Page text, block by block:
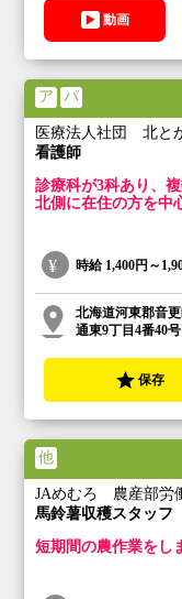
動画
ア パ
医療法人社団 北と
看護師
診療科が3科あり、
北側に在住の方を中
時給 1,400円～
北海道河東郡音
通東9丁目4番40号
保存
他
JAめむろ 農産部労
馬鈴薯収穫スタッフ
短期間の農作業をし